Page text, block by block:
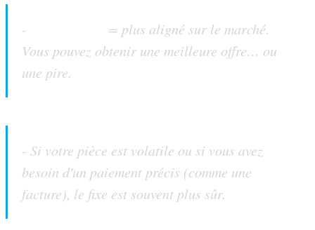
-
= plus aligné sur le marché.
Vous pouvez obtenir une meilleure offre… ou
une pire.
- Si votre pièce est volatile ou si vous avez
besoin d'un paiement précis (comme une
facture), le fixe est souvent plus sûr.